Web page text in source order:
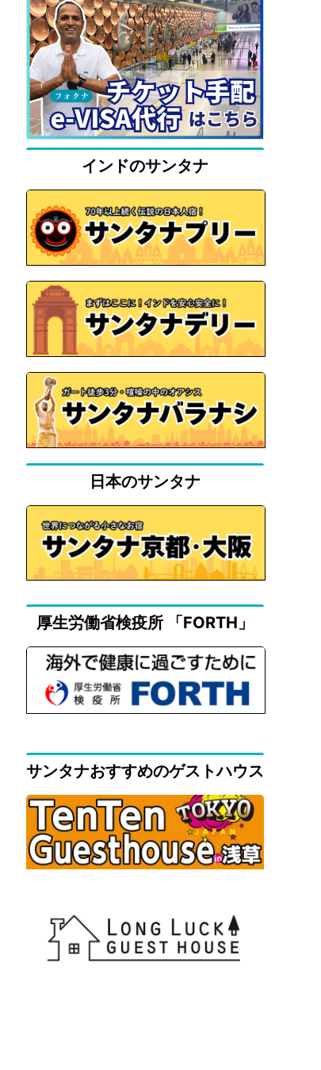
インドのサンタナ
日本のサンタナ
厚生労働省検疫所 「FORTH」
サンタナおすすめのゲストハウス